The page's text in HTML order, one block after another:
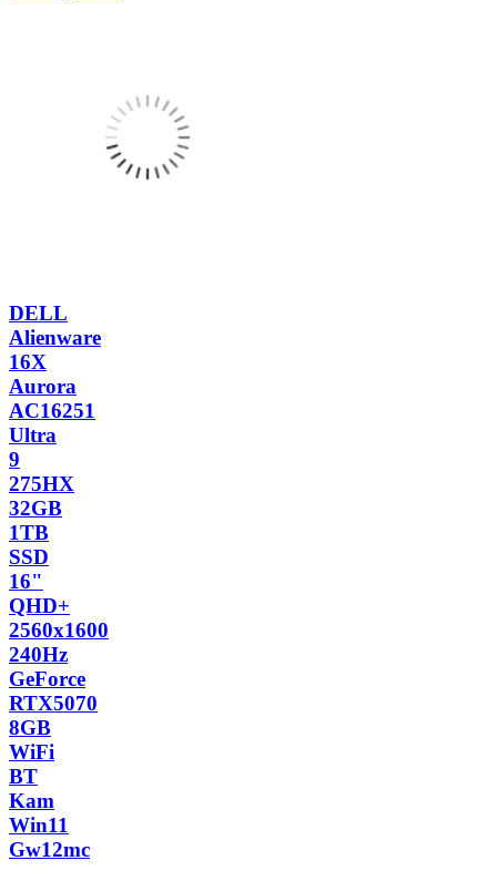
DELL
Alienware
16X
Aurora
AC16251
Ultra
9
275HX
32GB
1TB
SSD
16"
QHD+
2560x1600
240Hz
GeForce
RTX5070
8GB
WiFi
BT
Kam
Win11
Gw12mc